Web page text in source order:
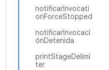
notificarInvocati
onForceStopped
notificarInvocaci
ónDetenida
printStageDelimi
ter